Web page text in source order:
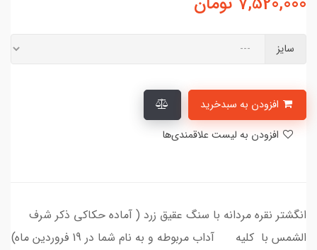
سایز
انگشتر نقره مردانه با سنگ عقیق زرد ( آماده حکاکی ذکر شرف
الشمس با کلیه آداب مربوطه و به نام شما در 19 فروردین ماه)